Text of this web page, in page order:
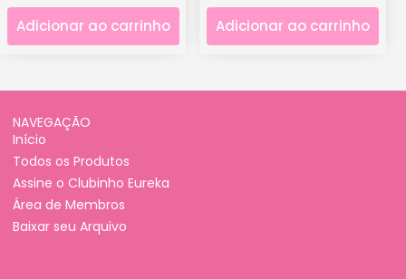
Adicionar ao carrinho Adicionar ao carrinho
NAVEGAÇÃO
Início
Todos os Produtos
Assine o Clubinho Eureka
Área de Membros
Baixar seu Arquivo